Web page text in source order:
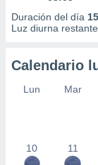
Duración del día
Luz diurna restante
Calendario
Lun Mar
10 11